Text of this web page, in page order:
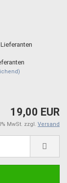
19,00 EUR
MwSt. zzgl. Versand